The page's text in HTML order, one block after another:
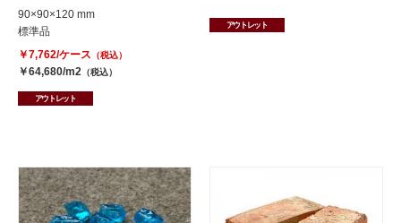
90×90×120 mm
標準品
￥7,762/ケース （税込）
￥64,680/m2 （税込）
アウトレット
アウトレット